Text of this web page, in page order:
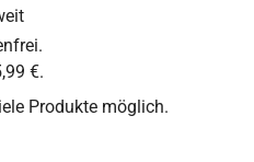
€.
Produkte möglich.